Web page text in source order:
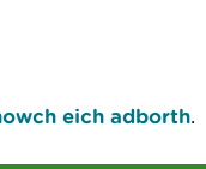
eich adborth.